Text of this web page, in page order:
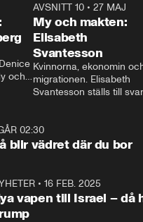
23:40
och
AVSNITT 10 •27 MAJ
My och makten:
Elisabeth
Svantesson
Kvinnorna, ekonomin
migrationen. Elisabeth
Svantesson ställs till
02:30
blir vädret där du bor
• 16 FEB. 2025
vapen till Israel – då